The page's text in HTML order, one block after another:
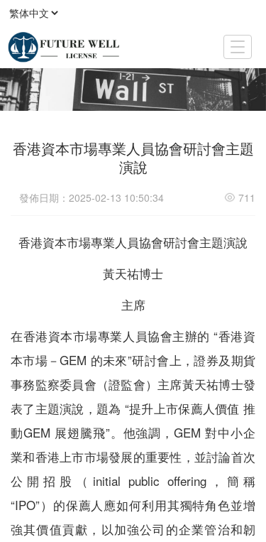
T
o
g
g
a
a
o
香港資本市場專業人員協會研討會主題
演說
發佈日期：2025-02-13 10:50:34 711
香港資本市場專業人員協會研討會主題演說
黃天祐博士
主席
在香港資本市場專業人員協會主辦的 “香港資
本市場－GEM 的未來”研討會上，證券及期貨
事務監察委員會（證監會）主席黃天祐博士發
表了主題演說，題為 “提升上市保薦人價值 推
動GEM 展翅騰飛”。他強調，GEM 對中小企
業和香港上市市場發展的重要性，並討論首次
公開招股（initial public offering，簡稱
“IPO”）的保薦人應如何利用其獨特角色並增
強其價值貢獻，以加強公司的企業管治和韌